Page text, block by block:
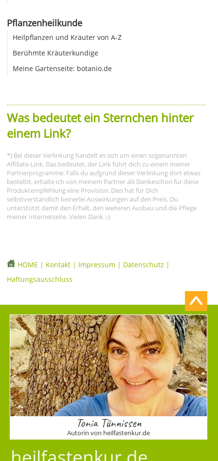
Pflanzenheilkunde
Heilpflanzen und Kräuter von A-Z
Berühmte Kräuterkundige
Meine Gartenseite: botanio.de
Was bedeutet ein Sternchen hinter
einem Link?
*) Bei dieser Verlinkung handelt es sich um einen sogenannten
Affiliate-Link. Das bedeutet, der Link führt dich zu einem meiner
Partnerprogramme. Falls du aufgrund dieser Verlinkung dort etwas
bestellst, erhalte ich von meinem Partner als Dankeschön für diese
Produktempfehlung eine Provision. Dies hat für Dich
selbstverständlich keinerlei Auswirkungen auf den Preis. Du
unterstützt damit den Erhalt, den weiteren Ausbau und die Pflege
meiner Internetseite. Vielen Dank :-)
HOME | Kontakt | Impressum | Datenschutz |
Haftungsausschluss
Tonia Tünnissen
Autorin von heilfastenkur.de